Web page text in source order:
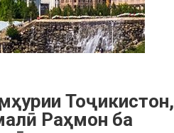
Тоҷикистон,
Раҳмон ба